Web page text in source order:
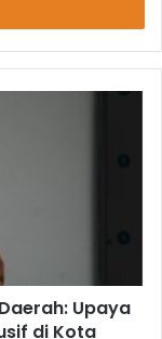
Upaya
di Kota